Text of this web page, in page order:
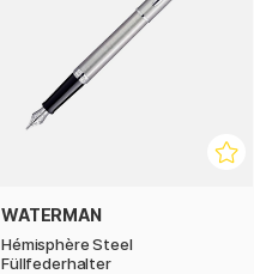
WATERMAN
Hémisphère Steel
Füllfederhalter